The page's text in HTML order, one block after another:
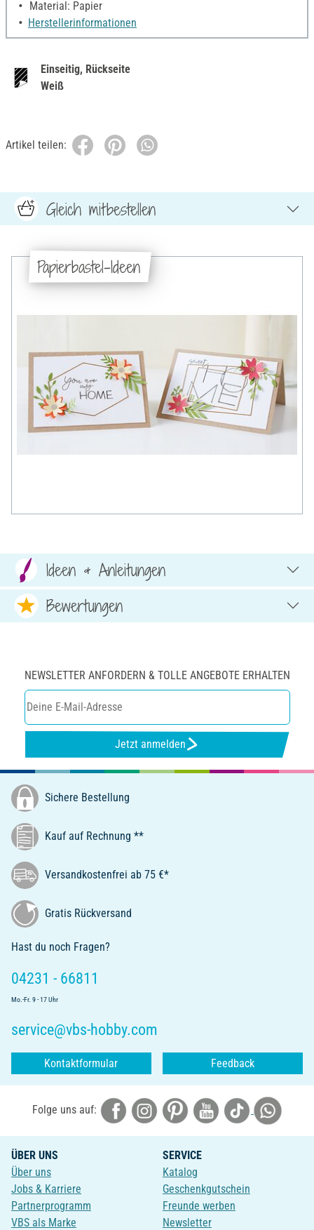
Material: Papier
Herstellerinformationen
Einseitig, Rückseite
Weiß
Artikel teilen:
Gleich mitbestellen
Papierbastel-Ideen
Ideen & Anleitungen
Bewertungen
NEWSLETTER ANFORDERN & TOLLE ANGEBOTE ERHALTEN
Jetzt anmelden
Sichere Bestellung
Kauf auf Rechnung **
Versandkostenfrei ab 75 €*
Gratis Rückversand
Hast du noch Fragen?
04231 - 66811
Mo.-Fr. 9 - 17 Uhr
service@vbs-hobby.com
Kontaktformular Feedback
Folge uns auf:
ÜBER UNS
Über uns
Jobs & Karriere
Partnerprogramm
VBS als Marke
SERVICE
Katalog
Geschenkgutschein
Freunde werben
Newsletter